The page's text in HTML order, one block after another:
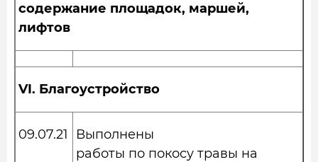
содержание площадок, маршей,
лифтов
VI. Благоустройство
09.07.21
Выполнены
работы по покосу травы на